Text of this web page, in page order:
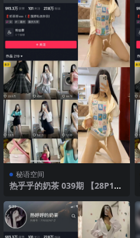
秘语空间
热乎乎的奶茶 039期 【28P10